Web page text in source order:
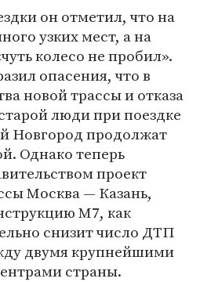
он отметил, что на
узких мест, а на
колесо не пробил».
опасения, что в
новой трассы и отказа
люди при поездке
Новгород продолжат
Однако теперь
проект
Москва — Казань,
М7, как
снизит число ДТП
двумя крупнейшими
страны.